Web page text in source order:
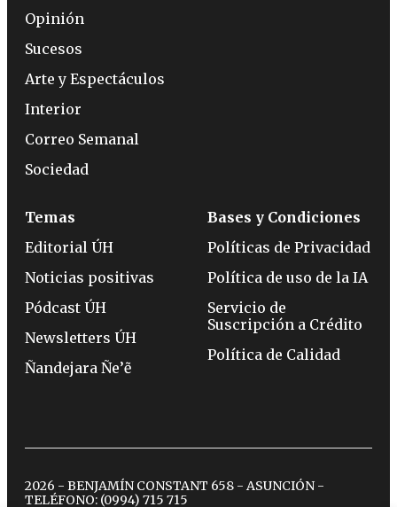
Opinión
Sucesos
Arte y Espectáculos
Interior
Correo Semanal
Sociedad
Temas
Editorial ÚH
Noticias positivas
Pódcast ÚH
Newsletters ÚH
Ñandejara Ñe’ẽ
Bases y Condiciones
Políticas de Privacidad
Política de uso de la IA
Servicio de
Suscripción a Crédito
Política de Calidad
2026 - BENJAMÍN CONSTANT 658 - ASUNCIÓN -
TELÉFONO: (0994) 715 715